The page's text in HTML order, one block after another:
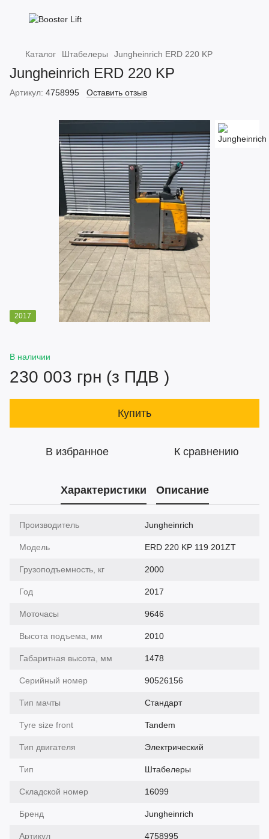
Каталог Штабелеры Jungheinrich ERD 220 KP
Jungheinrich ERD 220 KP
Артикул: 4758995 Оставить отзыв
2017
В наличии
230 003 грн (з ПДВ )
Купить
В избранное К сравнению
Характеристики Описание
Производитель Jungheinrich
Модель ERD 220 KP 119 201ZT
Грузоподъемность, кг 2000
Год 2017
Моточасы 9646
Высота подъема, мм 2010
Габаритная высота, мм 1478
Серийный номер 90526156
Тип мачты Cтандарт
Tyre size front Tandem
Тип двигателя Электрический
Тип Штабелеры
Складской номер 16099
Бренд Jungheinrich
Артикул 4758995